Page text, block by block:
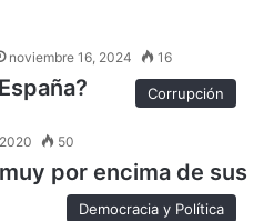
noviembre 16, 2024 16
Corrupción
50
por encima de sus
Democracia y Política